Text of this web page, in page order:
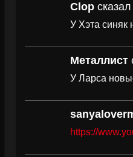
Clop
У Хэта синяк
Металлист
У Ларса
https://